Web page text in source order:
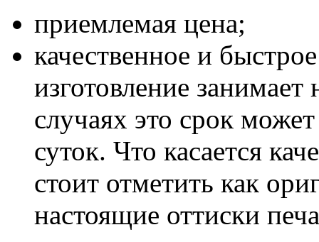
приемлемая цена;
качественное и
изготовление
случаях это срок
суток. Что касается
стоит отметить как
настоящие оттиски